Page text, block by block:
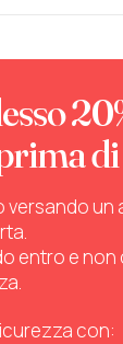
versando un
entro e non
con: